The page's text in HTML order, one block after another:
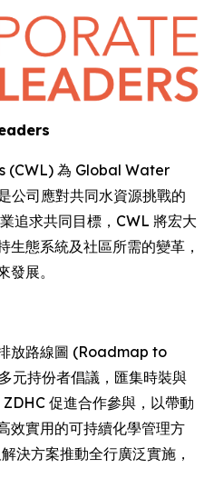
為 Global Water
司應對共同水資源挑戰的
追求共同目標，CWL 將宏大
生態系統及社區所需的變革，
展。
放路線圖 (Roadmap to
元持份者倡議，匯集時裝與
促進合作參與，以帶動
效實用的可持續化學管理方
決方案推動全行廣泛實施，